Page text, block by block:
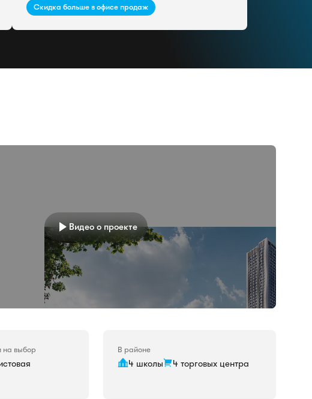
Скидка больше в офисе продаж
Видео о проекте
на выбор В районе
4 школы 4 торговых центра